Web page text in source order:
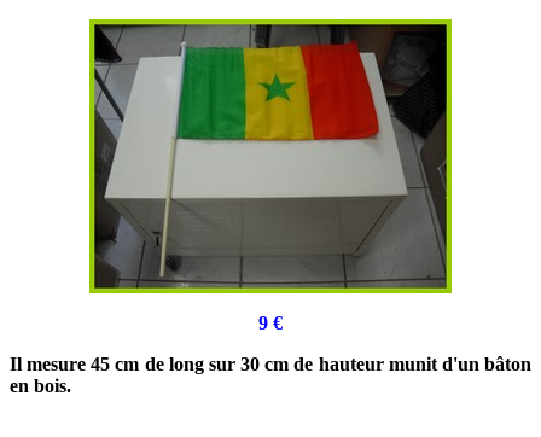
9 €
Il mesure 45 cm de long sur 30 cm de hauteur munit d'un bâton
en bois.